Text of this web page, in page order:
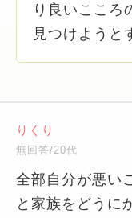
り良いこころ
見つけようと
りくり
無回答/20代
全部自分が悪い
と家族をどうに